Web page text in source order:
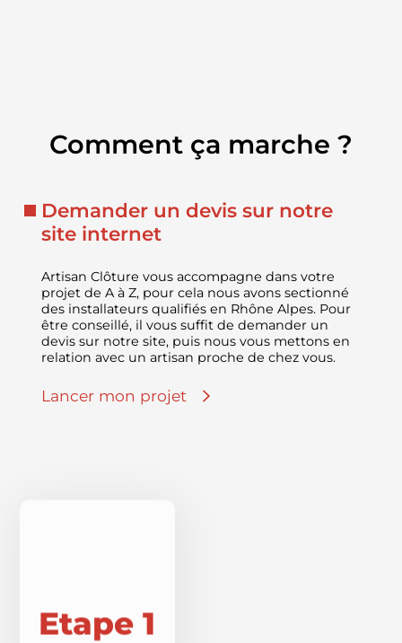
Comment ça marche ?
Demander un devis sur notre
site internet
Artisan Clôture vous accompagne dans votre
projet de A à Z, pour cela nous avons sectionné
des installateurs qualifiés en Rhône Alpes. Pour
être conseillé, il vous suffit de demander un
devis sur notre site, puis nous vous mettons en
relation avec un artisan proche de chez vous.
Lancer mon projet
Etape 1